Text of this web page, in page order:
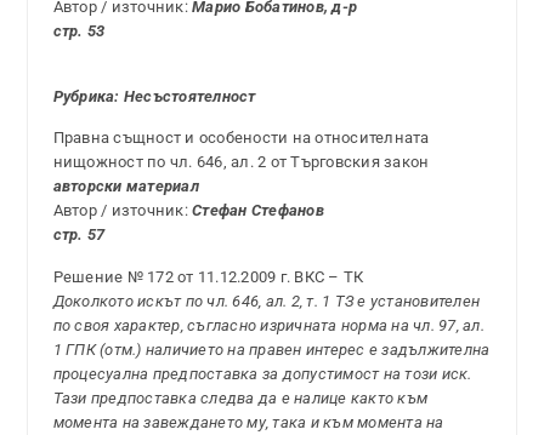
Автор / източник:Марио Бобатинов, д-р
стр. 53
Рубрика: Несъстоятелност
Правна същност и особености на относителната
нищожност по чл. 646, ал. 2 от Търговския закон
авторски материал
Автор / източник:Стефан Стефанов
стр. 57
Решение № 172 от 11.12.2009 г. ВКС – ТК
Доколкото искът по чл. 646, ал. 2, т. 1 ТЗ е установителен
по своя характер, съгласно изричната норма на чл. 97, ал.
1 ГПК (отм.) наличието на правен интерес е задължителна
процесуална предпоставка за допустимост на този иск.
Тази предпоставка следва да е налице както към
момента на завеждането му, така и към момента на